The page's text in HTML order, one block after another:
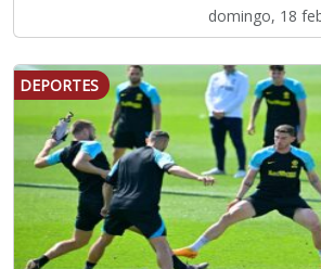
domingo, 18
DEPORTES